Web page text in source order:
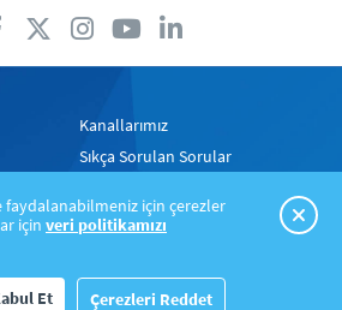
Kanallarımız
Sıkça Sorulan Sorular
faydalanabilmeniz için çerezler
için veri politikamızı
Et Çerezleri Reddet